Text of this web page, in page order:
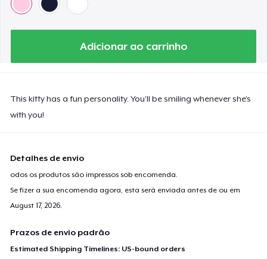
Adicionar ao carrinho
This kitty has a fun personality. You’ll be smiling whenever she’s
with you!
Detalhes de envio
odos os produtos são impressos sob encomenda.
Se fizer a sua encomenda agora, esta será enviada antes de ou em
August 17, 2026.
Prazos de envio padrão
Estimated Shipping Timelines: US-bound orders